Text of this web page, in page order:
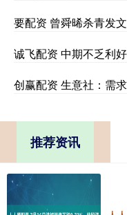
要配资 曾舜晞杀青发
诚飞配资 中期不乏利
创赢配资 生意社：需
推荐资讯